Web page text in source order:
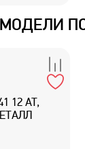
12 AT,